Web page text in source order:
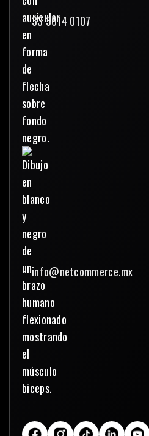
33 3614 0107
info@netcommerce.mx